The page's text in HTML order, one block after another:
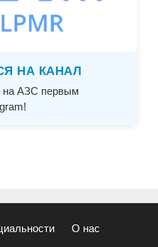
НА КАНАЛ
на АЗС первым
О нас